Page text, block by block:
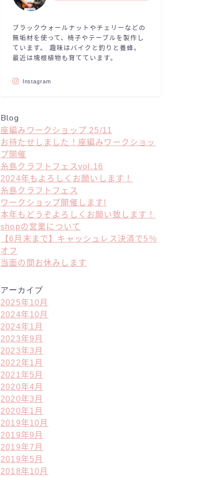
ブラックウォールナットやチェリーなどの
無垢材を使って、椅子やテーブルを製作し
ています。 趣味はバイクと釣りと養蜂。
最近は塊根植物も育てています。
Instagram
Blog
座編みワークショップ 25/11
お待たせしました！座編みワークショッ
プ開催
糸島クラフトフェスvol.16
2024年もよろしくお願いします！
糸島クラフトフェス
ワークショップ開催します!
本年もどうぞよろしくお願い致します！
shopの営業について
【6月末まで】キャッシュレス決済で5％
オフ
当面の間お休みします
アーカイブ
2025年10月
2024年10月
2024年1月
2023年9月
2023年3月
2022年1月
2021年5月
2020年4月
2020年3月
2020年1月
2019年10月
2019年9月
2019年7月
2019年5月
2018年10月